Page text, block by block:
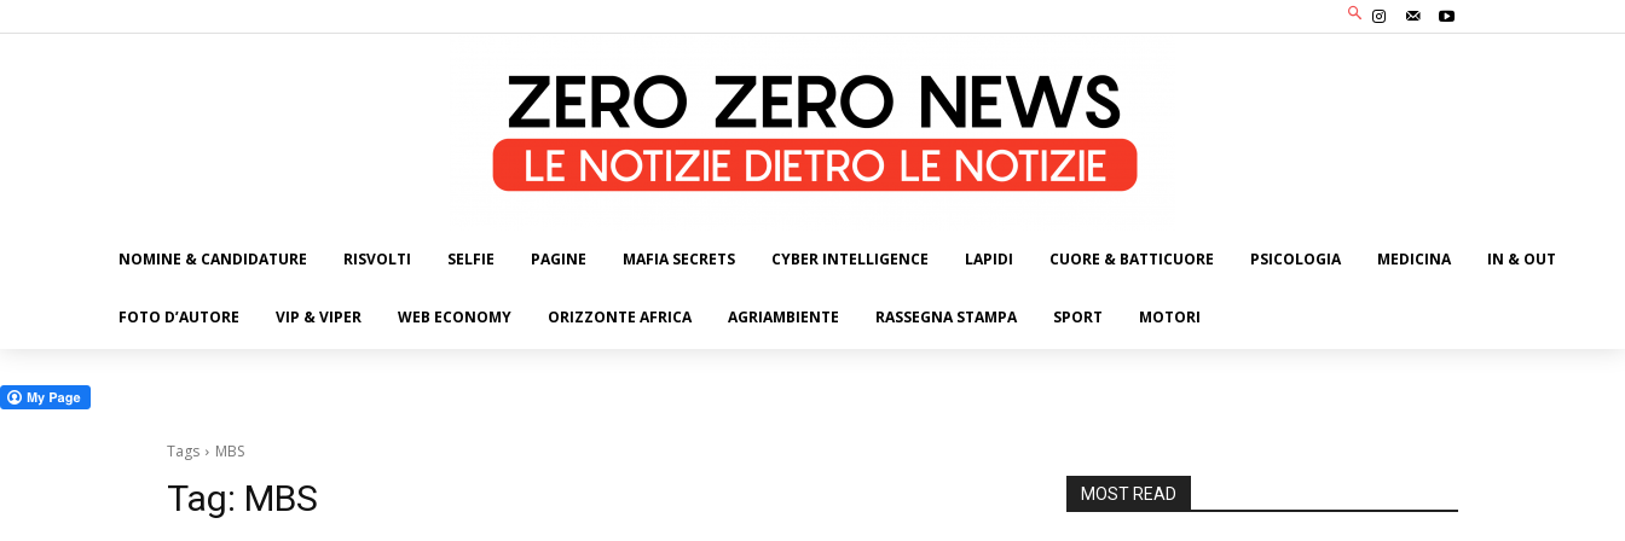
NOMINE & CANDIDATURE RISVOLTI SELFIE PAGINE MAFIA SECRETS CYBER INTELLIGENCE LAPIDI CUORE & BATTICUORE PSICOLOGIA MEDICINA IN & OUT
FOTO D’AUTORE VIP & VIPER WEB ECONOMY ORIZZONTE AFRICA AGRIAMBIENTE RASSEGNA STAMPA SPORT MOTORI
Tags MBS
Tag: MBS MOST READ